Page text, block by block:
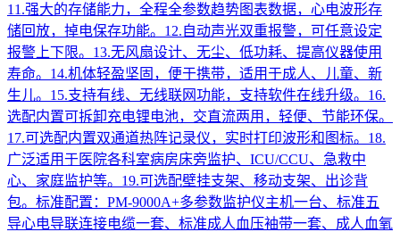
11.强大的存储能力，全程全参数趋势图表数据，心电波形存
储回放，掉电保存功能。12.自动声光双重报警，可任意设定
报警上下限。13.无风扇设计、无尘、低功耗、提高仪器使用
寿命。14.机体轻盈坚固，便于携带，适用于成人、儿童、新
生儿。15.支持有线、无线联网功能，支持软件在线升级。16.
选配内置可拆卸充电锂电池，交直流两用，轻便、节能环保。
17.可选配内置双通道热阵记录仪，实时打印波形和图标。18.
广泛适用于医院各科室病房床旁监护、ICU/CCU、急救中
心、家庭监护等。19.可选配壁挂支架、移动支架、出诊背
包。标准配置：PM-9000A+多参数监护仪主机一台、标准五
导心电导联连接电缆一套、标准成人血压袖带一套、成人血氧